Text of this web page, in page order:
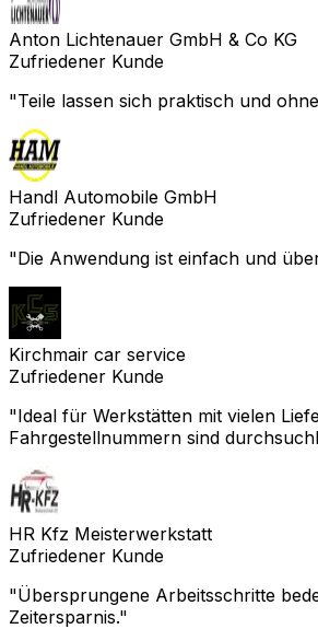
Anton Lichtenauer GmbH & Co KG
Zufriedener Kunde
"Teile lassen sich praktisch und
Handl Automobile GmbH
Zufriedener Kunde
"Die Anwendung ist einfach und
Kirchmair car service
Zufriedener Kunde
"Ideal für Werkstätten mit vielen
Fahrgestellnummern sind
HR Kfz Meisterwerkstatt
Zufriedener Kunde
"Übersprungene Arbeitsschritte
Zeitersparnis."